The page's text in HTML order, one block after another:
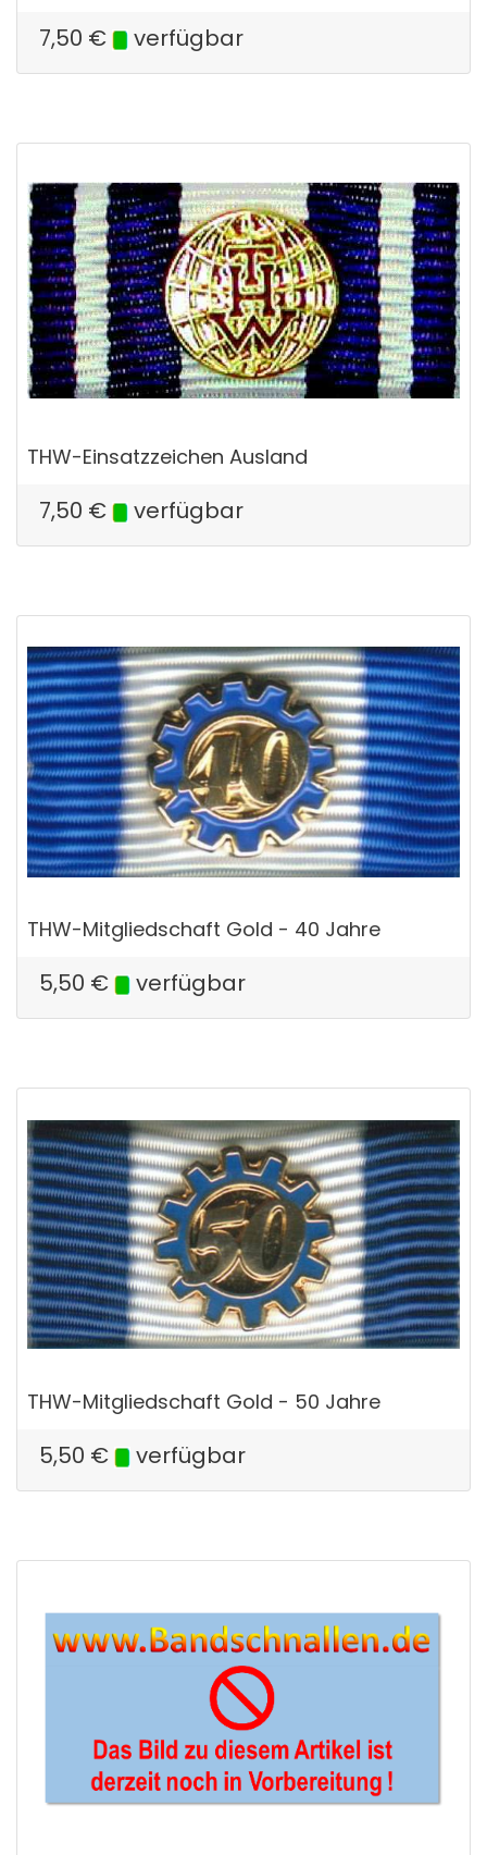
7,50 € verfügbar
THW-Einsatzzeichen Ausland
7,50 € verfügbar
THW-Mitgliedschaft Gold - 40 Jahre
5,50 € verfügbar
THW-Mitgliedschaft Gold - 50 Jahre
5,50 € verfügbar